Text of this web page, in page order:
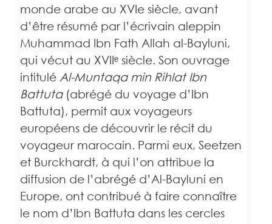
monde arabe au XVIe siècle, avant
d’être résumé par l’écrivain aleppin
Muhammad Ibn Fath Allah al-Bayluni,
qui vécut au XVIIᵉ siècle. Son ouvrage
intitulé Al-Muntaqa min Rihlat Ibn
Battuta(abrégé du voyage d’Ibn
Battuta), permit aux voyageurs
européens de découvrir le récit du
voyageur marocain. Parmi eux, Seetzen
et Burckhardt, à qui l’on attribue la
diffusion de l’abrégé d’Al-Bayluni en
Europe, ont contribué à faire connaître
le nom d’Ibn Battuta dans les cercles